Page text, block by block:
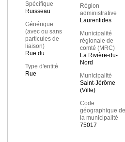
Spécifique
Ruisseau
Générique
(avec ou sans
particules de
liaison)
Rue du
Type d'entité
Rue
Région
administrative
Laurentides
Municipalité
régionale de
comté (MRC)
La Rivière-du-
Nord
Municipalité
Saint-Jérôme
(Ville)
Code
géographique de
la municipalité
75017